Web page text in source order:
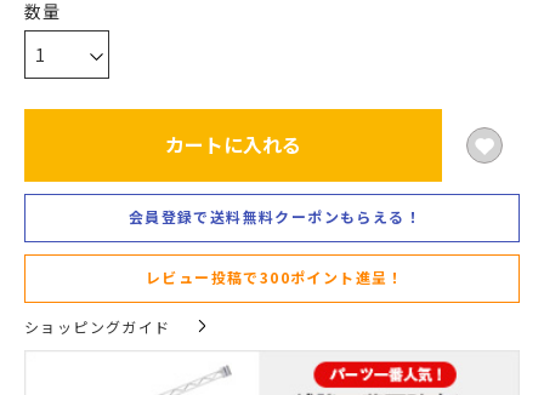
カートに入れる
会員登録で送料無料クーポンもらえる！
レビュー投稿で300ポイント進呈！
ショッピングガイド